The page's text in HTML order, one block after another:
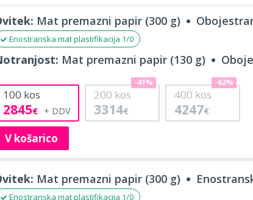
Mat premazni papir (300 g)
Enostranska mat plastifikacija 1/0
Mat premazni papir (130 g)
100 kos
2845€
200 kos
3314€
-41%
400 kos
4247€
-62%
V košarico
Mat premazni papir (300 g)
Enostranska mat plastifikacija 1/0